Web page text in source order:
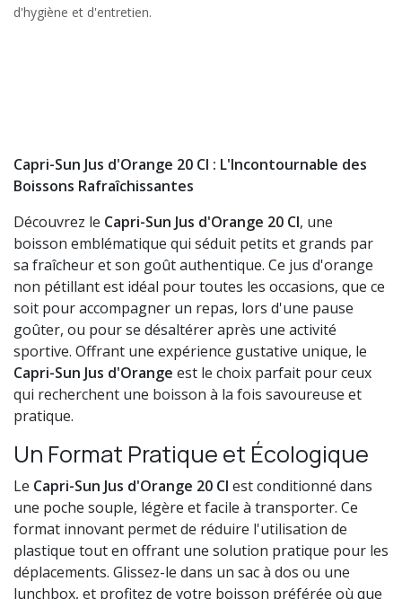
d'hygiène et d'entretien.
Capri-Sun Jus d'Orange 20 Cl : L'Incontournable des
Boissons Rafraîchissantes
Découvrez le Capri-Sun Jus d'Orange 20 Cl, une
boisson emblématique qui séduit petits et grands par
sa fraîcheur et son goût authentique. Ce jus d'orange
non pétillant est idéal pour toutes les occasions, que ce
soit pour accompagner un repas, lors d'une pause
goûter, ou pour se désaltérer après une activité
sportive. Offrant une expérience gustative unique, le
Capri-Sun Jus d'Orange est le choix parfait pour ceux
qui recherchent une boisson à la fois savoureuse et
pratique.
Un Format Pratique et Écologique
Le Capri-Sun Jus d'Orange 20 Cl est conditionné dans
une poche souple, légère et facile à transporter. Ce
format innovant permet de réduire l'utilisation de
plastique tout en offrant une solution pratique pour les
déplacements. Glissez-le dans un sac à dos ou une
lunchbox, et profitez de votre boisson préférée où que